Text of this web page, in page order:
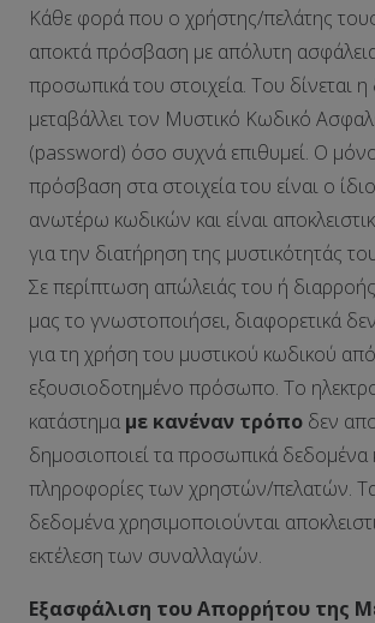
Κάθε φορά που ο χρήστης/πελάτης
αποκτά πρόσβαση με απόλυτη
προσωπικά του στοιχεία. Του δίνεται
μεταβάλλει τον Μυστικό Κωδικό
(password) όσο συχνά επιθυμεί. Ο
πρόσβαση στα στοιχεία του είναι ο
ανωτέρω κωδικών και είναι
για την διατήρηση της μυστικότητάς
Σε περίπτωση απώλειάς του ή
μας το γνωστοποιήσει, διαφορετικά
για τη χρήση του μυστικού κωδικού
εξουσιοδοτημένο πρόσωπο. Το
κατάστημα με κανέναν τρόπο δεν
δημοσιοποιεί τα προσωπικά δεδομένα
πληροφορίες των χρηστών/πελατών.
δεδομένα χρησιμοποιούνται
εκτέλεση των συναλλαγών.
Εξασφάλιση του Απορρήτου της